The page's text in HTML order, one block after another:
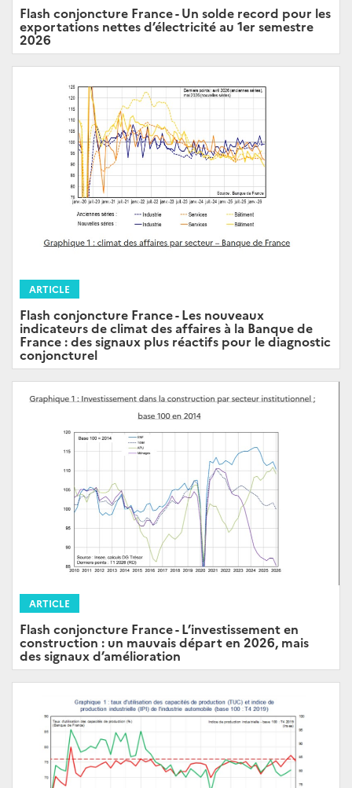
Flash conjoncture France - Un solde record pour les
exportations nettes d’électricité au 1er semestre
2026
ARTICLE
Flash conjoncture France - Les nouveaux
indicateurs de climat des affaires à la Banque de
France : des signaux plus réactifs pour le diagnostic
conjoncturel
ARTICLE
Flash conjoncture France - L’investissement en
construction : un mauvais départ en 2026, mais
des signaux d’amélioration